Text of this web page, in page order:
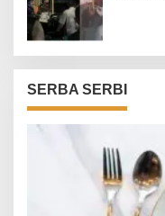
SERBA SERBI